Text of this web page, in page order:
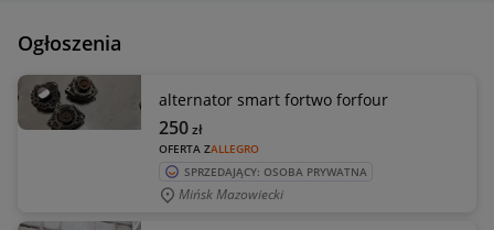
Ogłoszenia
alternator smart fortwo forfour
OFERTA ZALLEGRO
250zł
SPRZEDAJĄCY: OSOBA PRYWATNA
Mińsk Mazowiecki